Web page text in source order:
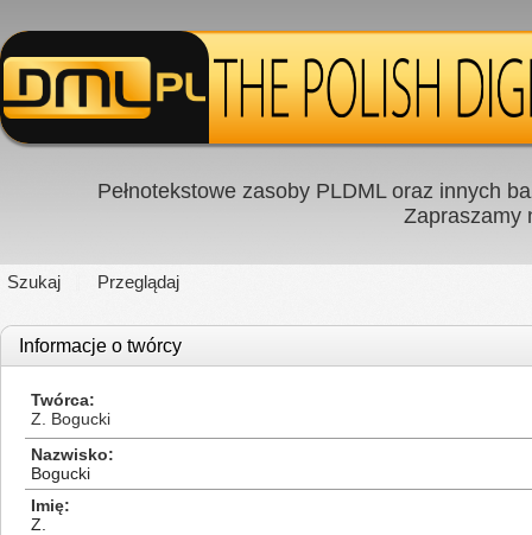
Pełnotekstowe zasoby PLDML oraz innych
Zapraszamy
Szukaj Przeglądaj
Informacje o twórcy
Twórca
Z. Bogucki
Nazwisko
Bogucki
Imię
Z.